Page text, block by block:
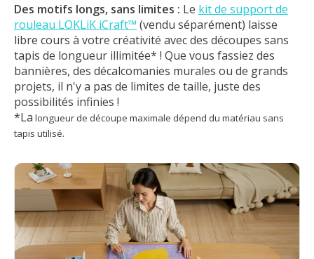
Des motifs longs, sans limites : Le kit de support de
rouleau LOKLiK iCraft™ (vendu séparément) laisse
libre cours à votre créativité avec des découpes sans
tapis de longueur illimitée* ! Que vous fassiez des
bannières, des décalcomanies murales ou de grands
projets, il n'y a pas de limites de taille, juste des
possibilités infinies !
*La longueur de découpe maximale dépend du matériau sans
tapis utilisé.